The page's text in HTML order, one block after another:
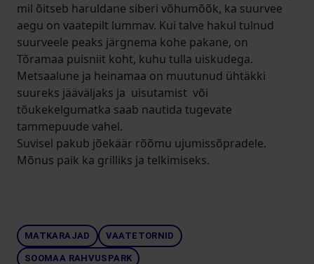
mil õitseb haruldane siberi võhumõõk, ka suurvee
aegu on vaatepilt lummav. Kui talve hakul tulnud
suurveele peaks järgnema kohe pakane, on
Tõramaa puisniit koht, kuhu tulla uiskudega.
Metsaalune ja heinamaa on muutunud ühtäkki
suureks jääväljaks ja uisutamist või
tõukekelgumatka saab nautida tugevate
tammepuude vahel.
Suvisel pakub jõekäär rõõmu ujumissõpradele.
Mõnus paik ka grilliks ja telkimiseks.
MATKARAJAD VAATETORNID
SOOMAA RAHVUSPARK